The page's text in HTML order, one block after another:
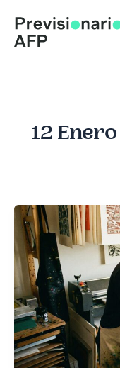
contenido
12